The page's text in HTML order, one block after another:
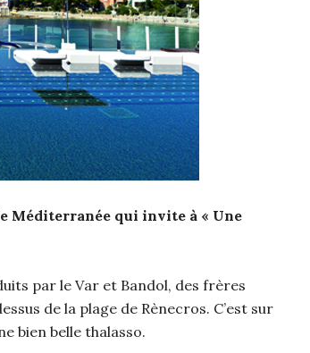
Méditerranée qui invite à « Une
par le Var et Bandol, des frères
de la plage de Rènecros. C’est sur
bien belle thalasso.